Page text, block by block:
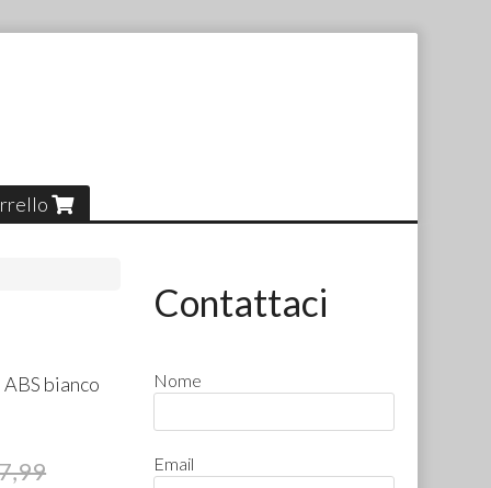
ABS bianco
Contattaci
Nome
Email